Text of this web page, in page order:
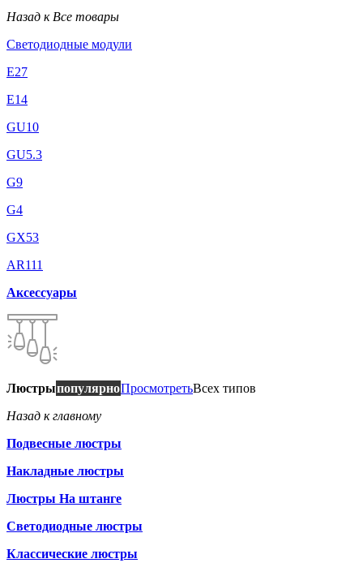
Назад к Все товары
Светодиодные модули
E27
E14
GU10
GU5.3
G9
G4
GX53
AR111
Аксессуары
ЛюстрыпопулярноПросмотретьВсех типов
Назад к главному
Подвесные люстры
Накладные люстры
Люстры На штанге
Светодиодные люстры
Классические люстры